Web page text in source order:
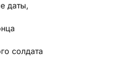
даты,
солдата